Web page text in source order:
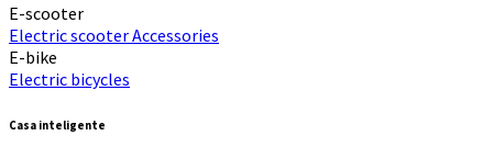
E-scooter
Electric scooterAccessories
E-bike
Electric bicycles
Casa inteligente